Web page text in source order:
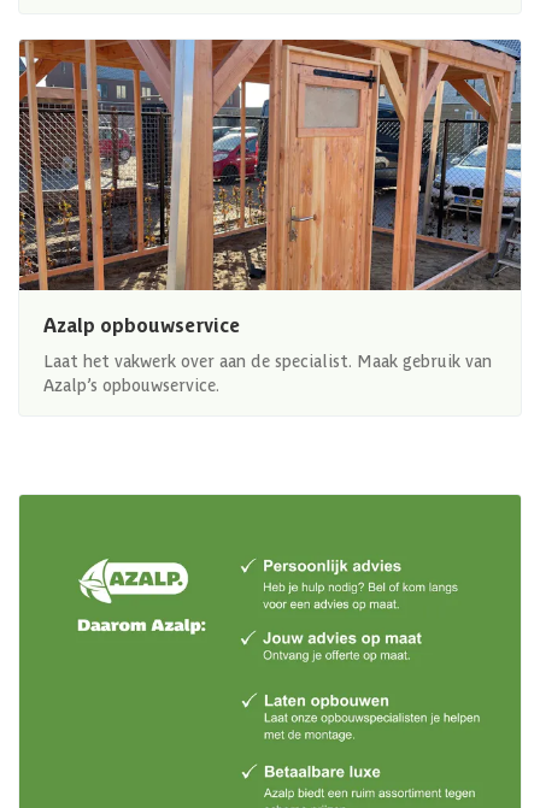
Azalp opbouwservice
Laat het vakwerk over aan de specialist. Maak gebruik van
Azalp’s opbouwservice.